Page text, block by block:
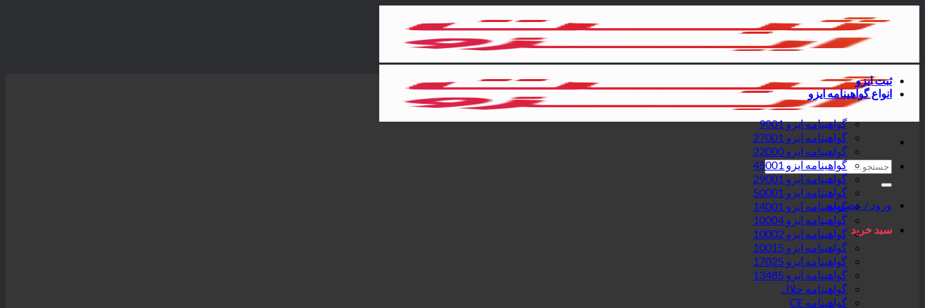
جستجو
برای:
ورود / عضویت
سبد خرید
ثبت ایزو
انواع گواهینامه ایزو
گواهینامه ایزو 9001
گواهینامه ایزو 27001
گواهینامه ایزو 22000
گواهینامه ایزو 45001
گواهینامه ایزو 29001
گواهینامه ایزو 50001
گواهینامه ایزو 14001
گواهینامه ایزو 10004
گواهینامه ایزو 10002
گواهینامه ایزو 10015
گواهینامه ایزو 17025
گواهینامه ایزو 13485
گواهینامه حلال
گواهینامه CE